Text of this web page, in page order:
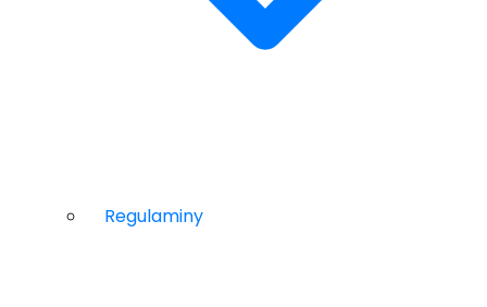
Regulaminy